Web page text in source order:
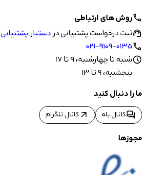
callروش های ارتباطی
support_agentثبت درخواست پشتیبانی دردستیار پشتیبانی
call
021-9109-0135
scheduleشنبه تا چهارشنبه، 9 تا 17
پنجشنبه، 9 تا 13
ما را دنبال کنید
forumکانال بله arrow_outward کانال تلگرام
مجوزها